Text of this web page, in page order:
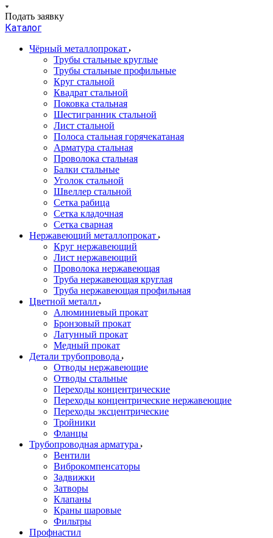
Подать заявку
Каталог
Чёрный металлопрокат
Трубы стальные круглые
Трубы стальные профильные
Круг стальной
Квадрат стальной
Поковка стальная
Шестигранник стальной
Лист стальной
Полоса стальная горячекатаная
Арматура стальная
Проволока стальная
Балки стальные
Уголок стальной
Швеллер стальной
Сетка рабица
Сетка кладочная
Сетка сварная
Нержавеющий металлопрокат
Круг нержавеющий
Лист нержавеющий
Проволока нержавеющая
Труба нержавеющая круглая
Труба нержавеющая профильная
Цветной металл
Алюминиевый прокат
Бронзовый прокат
Латунный прокат
Медный прокат
Детали трубопровода
Отводы нержавеющие
Отводы стальные
Переходы концентрические
Переходы концентрические нержавеющие
Переходы эксцентрические
Тройники
Фланцы
Трубопроводная арматура
Вентили
Виброкомпенсаторы
Задвижки
Затворы
Клапаны
Краны шаровые
Фильтры
Профнастил